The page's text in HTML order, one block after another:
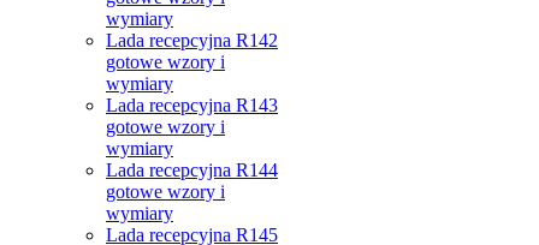
wymiary
Lada recepcyjna R142
gotowe wzory i
wymiary
Lada recepcyjna R143
gotowe wzory i
wymiary
Lada recepcyjna R144
gotowe wzory i
wymiary
Lada recepcyjna R145